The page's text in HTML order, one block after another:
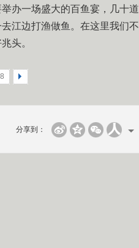
一场盛大的百鱼宴，几十道
江边打渔做鱼。在这里我们不
头。
8 >
分享到：